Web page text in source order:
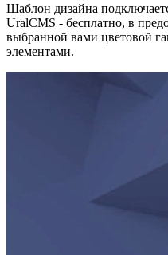
Шаблон дизайна
UralCMS - бесплатно, в
выбранной вами цветовой
элементами.